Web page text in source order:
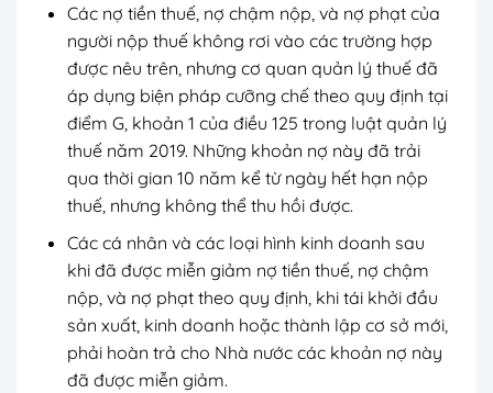
Các nợ tiền thuế, nợ chậm nộp, và nợ phạt của
người nộp thuế không rơi vào các trường hợp
được nêu trên, nhưng cơ quan quản lý thuế đã
áp dụng biện pháp cưỡng chế theo quy định tại
điểm G, khoản 1 của điều 125 trong luật quản lý
thuế năm 2019. Những khoản nợ này đã trải
qua thời gian 10 năm kể từ ngày hết hạn nộp
thuế, nhưng không thể thu hồi được.
Các cá nhân và các loại hình kinh doanh sau
khi đã được miễn giảm nợ tiền thuế, nợ chậm
nộp, và nợ phạt theo quy định, khi tái khởi đầu
sản xuất, kinh doanh hoặc thành lập cơ sở mới,
phải hoàn trả cho Nhà nước các khoản nợ này
đã được miễn giảm.